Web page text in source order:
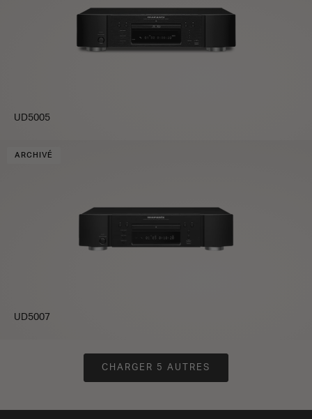
UD5005
ARCHIVÉ
UD5007
CHARGER 5 AUTRES